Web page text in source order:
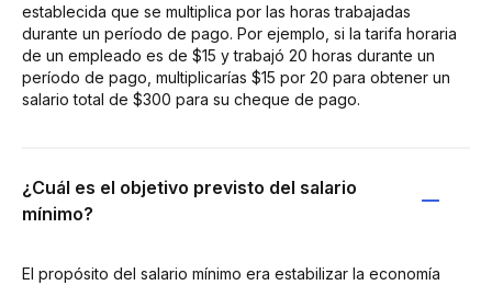
establecida que se multiplica por las horas trabajadas
durante un período de pago. Por ejemplo, si la tarifa horaria
de un empleado es de $15 y trabajó 20 horas durante un
período de pago, multiplicarías $15 por 20 para obtener un
salario total de $300 para su cheque de pago.
¿Cuál es el objetivo previsto del salario
mínimo?
El propósito del salario mínimo era estabilizar la economía